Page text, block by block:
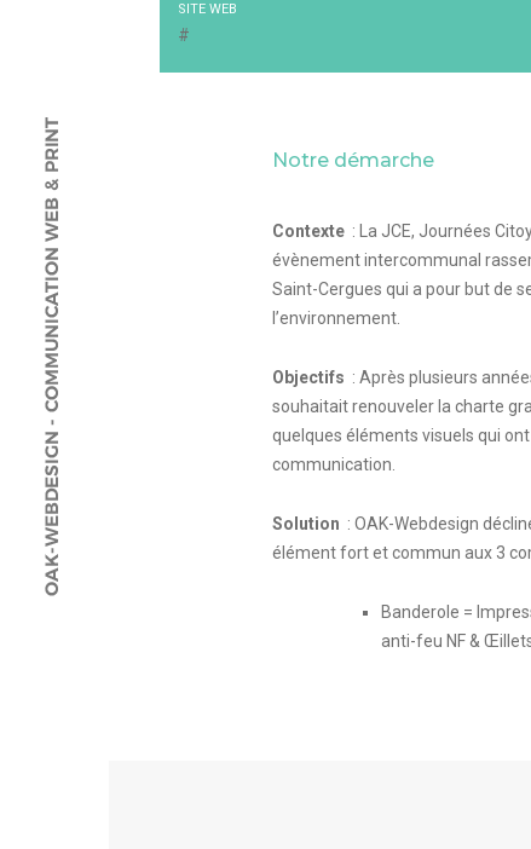
SITE WEB
#
Notre démarche
Contexte : La JCE, Journées
évènement intercommunal
Saint-Cergues qui a pour but de
l’environnement.
Objectifs : Après plusieurs
souhaitait renouveler la charte
quelques éléments visuels qui
communication.
Solution : OAK-Webdesign
élément fort et commun aux 3
Banderole =
anti-feu NF &